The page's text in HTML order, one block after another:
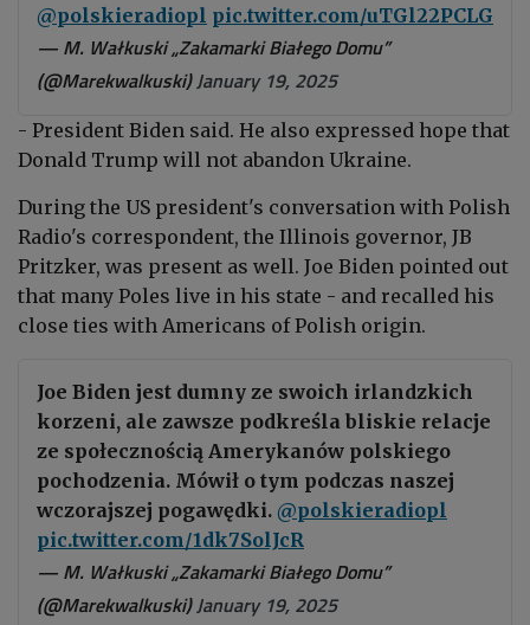
@polskieradiopl pic.twitter.com/uTGl22PCLG
— M. Wałkuski „Zakamarki Białego Domu”
(@Marekwalkuski)January 19, 2025
- President Biden said. He also expressed hope that
Donald Trump will not abandon Ukraine.
During the US president's conversation with Polish
Radio's correspondent, the Illinois governor, JB
Pritzker, was present as well. Joe Biden pointed out
that many Poles live in his state - and recalled his
close ties with Americans of Polish origin.
Joe Biden jest dumny ze swoich irlandzkich
korzeni, ale zawsze podkreśla bliskie relacje
ze społecznością Amerykanów polskiego
pochodzenia. Mówił o tym podczas naszej
wczorajszej pogawędki. @polskieradiopl
pic.twitter.com/1dk7SolJcR
— M. Wałkuski „Zakamarki Białego Domu”
(@Marekwalkuski)January 19, 2025